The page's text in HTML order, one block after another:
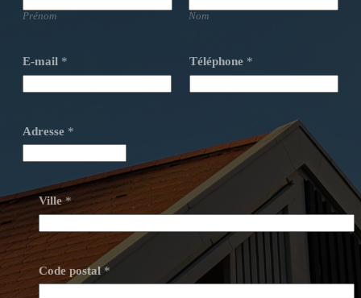
Prénom Nom
E-mail * Téléphone *
Adresse *
Ville *
Code postal*